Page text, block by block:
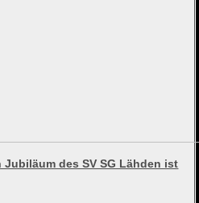
des SV SG Lähden ist